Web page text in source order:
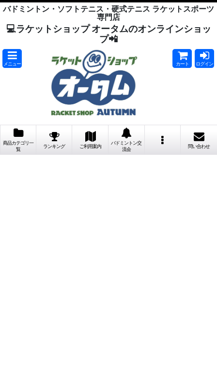
バドミントン・ソフトテニス・硬式テニス ラケットスポーツ
専門店
💻ラケットショップ オータムのオンラインショッ
プ📲
メニュー カート ログイン
商品カテゴリ一
覧
ランキング ご利用案内
バドミントン交
流会
問い合わせ